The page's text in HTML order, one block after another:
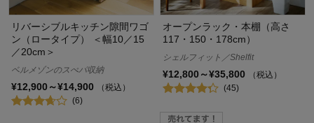
リバーシブルキッチン隙間ワゴ
ン（ロータイプ） ＜幅10／15
／20cm＞
ベルメゾンのスぺパ収納
¥12,900～¥14,900
（税込）
(6)
オープンラック・本棚（高さ
117・150・178cm）
シェルフィット／Shelfit
¥12,800～¥35,800
（税込）
(45)